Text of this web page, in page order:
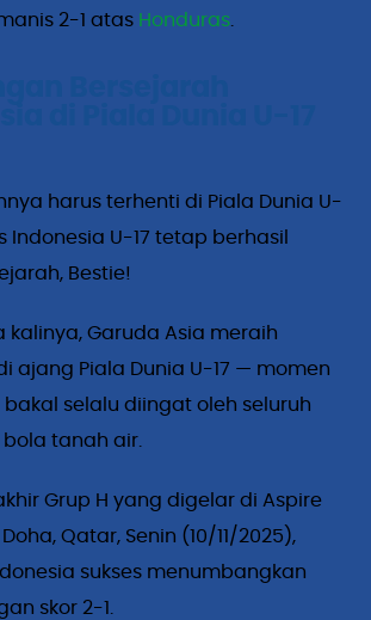
2-1 atas Honduras
harus terhenti di Piala Dunia U-
Indonesia U-17 tetap berhasil
Bestie!
kalinya, Garuda Asia meraih
ajang Piala Dunia U-17 — momen
selalu diingat oleh seluruh
tanah air.
Grup H yang digelar di Aspire
Qatar, Senin (10/11/2025),
sukses menumbangkan
skor 2-1.